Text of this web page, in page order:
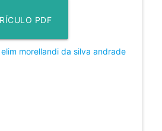
PDF
elim morellandi da silva andrade